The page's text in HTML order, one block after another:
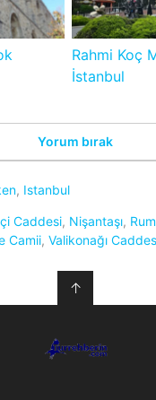
Rahmi Koç
İstanbul
Yorum bırak
, Istanbul
Caddesi, Nişantaşı,
Camii, Valikonağı
↑